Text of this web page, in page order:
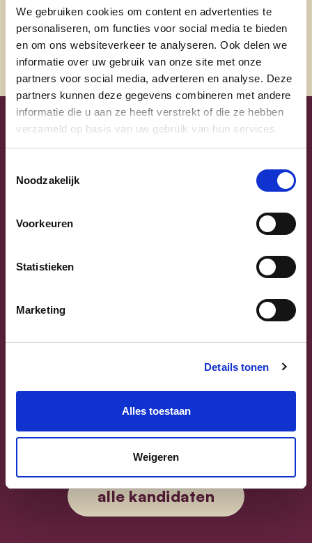
We gebruiken cookies om content en advertenties te
personaliseren, om functies voor social media te bieden
en om ons websiteverkeer te analyseren. Ook delen we
informatie over uw gebruik van onze site met onze
partners voor social media, adverteren en analyse. Deze
partners kunnen deze gegevens combineren met andere
informatie die u aan ze heeft verstrekt of die ze hebben
verzameld op basis van uw gebruik van hun services.
Noodzakelijk
Voorkeuren
Statistieken
Marketing
Details tonen
Alles toestaan
Weigeren
@nicoledemoor
Uw lijsttrekkers
Sammy Mahdi
Vlaams-Brabant | Federaal Parlement
Sammy Mahdi
Previous Next
alle kandidaten